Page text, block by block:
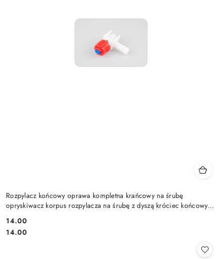
Rozpylacz końcowy oprawa kompletna krańcowy na śrubę
opryskiwacz korpus rozpylacza na śrubę z dyszą króciec końcowy
Cena:
14.00
Cena:
14.00